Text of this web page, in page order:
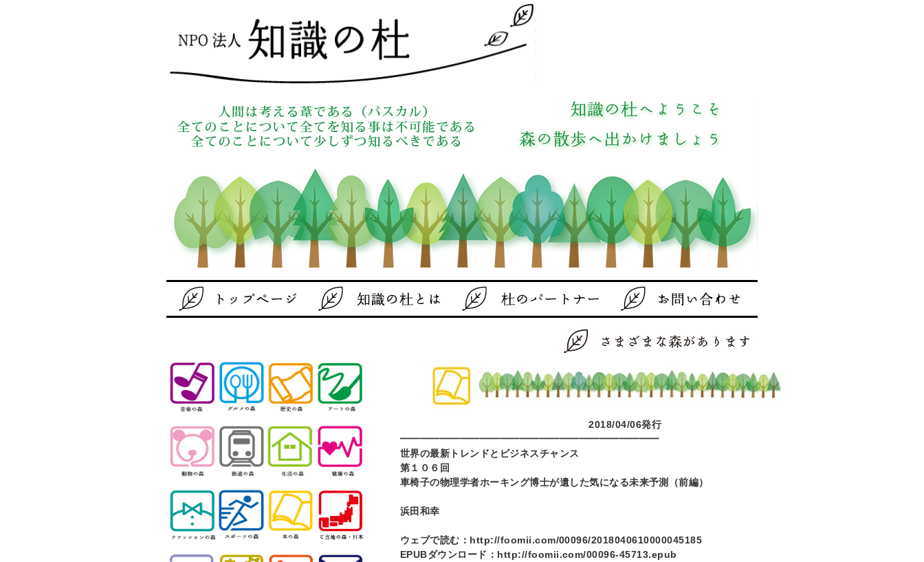
2018/04/06発行
━━━━━━━━━━━━━━━━━━━━━━━━━━
世界の最新トレンドとビジネスチャンス
第１０６回
車椅子の物理学者ホーキング博士が遺した気になる未来予測（前編）
浜田和幸
ウェブで読む： http://foomii.com/00096/2018040610000045185
EPUBダウンロード： http://foomii.com/00096-45713.epub